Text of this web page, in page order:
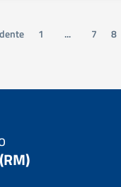
1 ... 7 8